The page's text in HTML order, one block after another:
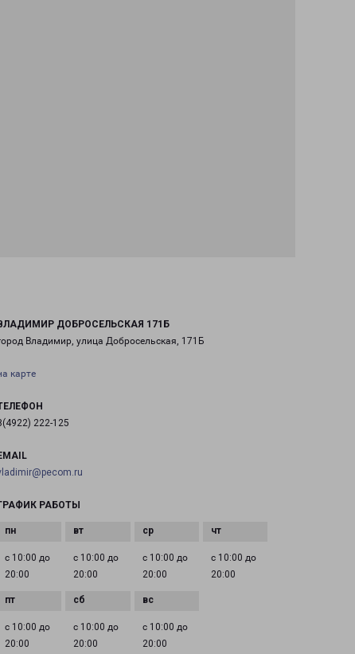
ДОБРОСЕЛЬСКАЯ 171Б
Владимир, улица Добросельская, 171Б
карте
222-125
РАБОТЫ
с 10:00 до
20:00
с 10:00 до
20:00
с 10:00 до
20:00
с 10:00 до
20:00
с 10:00 до
20:00
с 10:00 до
20:00
с 10:00 до
20:00